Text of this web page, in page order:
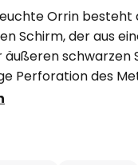
Orrin besteht
Schirm, der aus
äußeren schwarzen
Perforation des
Licht leicht
fällt das Licht